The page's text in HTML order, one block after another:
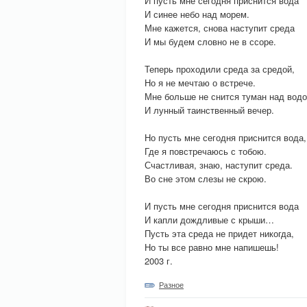
И синее небо над морем.
Мне кажется, снова наступит среда
И мы будем словно не в ссоре.
Теперь проходили среда за средой,
Но я не мечтаю о встрече.
Мне больше не снится туман над
И лунный таинственный вечер.
Но пусть мне сегодня приснится вода,
Где я повстречаюсь с тобою.
Счастливая, знаю, наступит среда.
Во сне этом слезы не скрою.
И пусть мне сегодня приснится вода
И капли дождливые с крыши…
Пусть эта среда не придет никогда,
Но ты все равно мне напишешь!
2003 г.
Разное